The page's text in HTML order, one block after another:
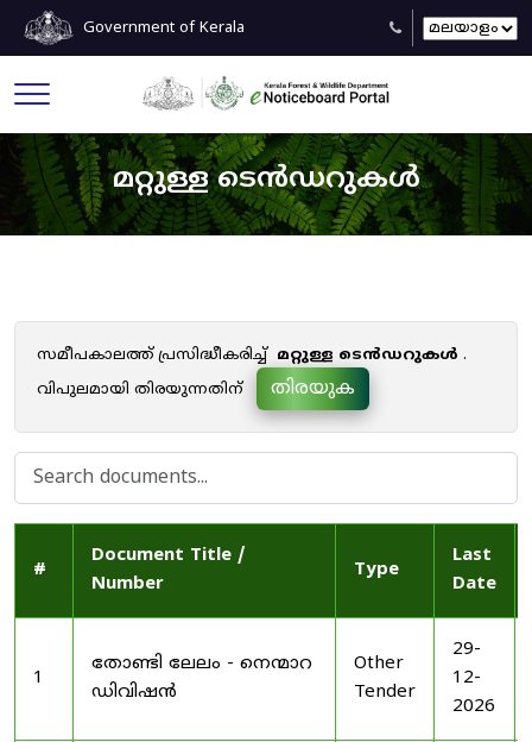
Government of Kerala
മറ്റുള്ള ടെൻഡറുകൾ
സമീപകാലത്ത് പ്രസിദ്ധീകരിച്ച് മറ്റുള്ള ടെൻഡറുകൾ .
വിപുലമായി തിരയുന്നതിന്
തിരയുക
#
Document Title /
Number
Type
Last
Date
1
തോണ്ടി ലേലം - നെന്മാറ
ഡിവിഷൻ
Other
Tender
29-
12-
2026